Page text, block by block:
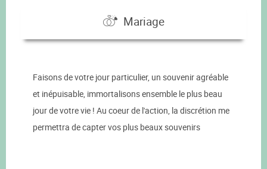
Mariage
Faisons de votre jour particulier, un souvenir agréable
et inépuisable, immortalisons ensemble le plus beau
jour de votre vie ! Au coeur de l'action, la discrétion me
permettra de capter vos plus beaux souvenirs